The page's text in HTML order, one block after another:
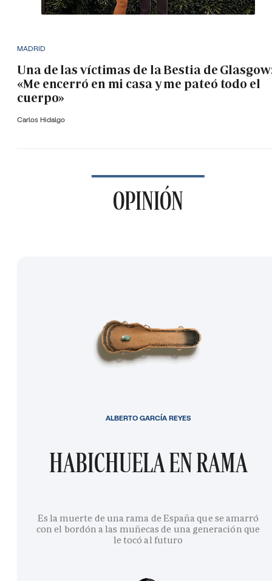
MADRID
Una de las víctimas de la Bestia de
«Me encerró en mi casa y me pateó todo el
cuerpo»
Carlos Hidalgo
OPINIÓN
HABICHUELA EN RAMA
Es la muerte de una rama de España que se amarró
con el bordón a las muñecas de una generación que
le tocó al futuro
ALBERTO GARCÍA REYES